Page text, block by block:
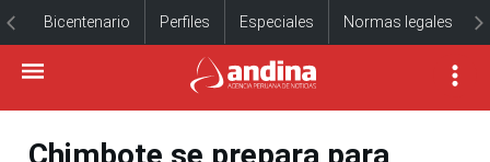
Bicentenario Perfiles Especiales Normas legales